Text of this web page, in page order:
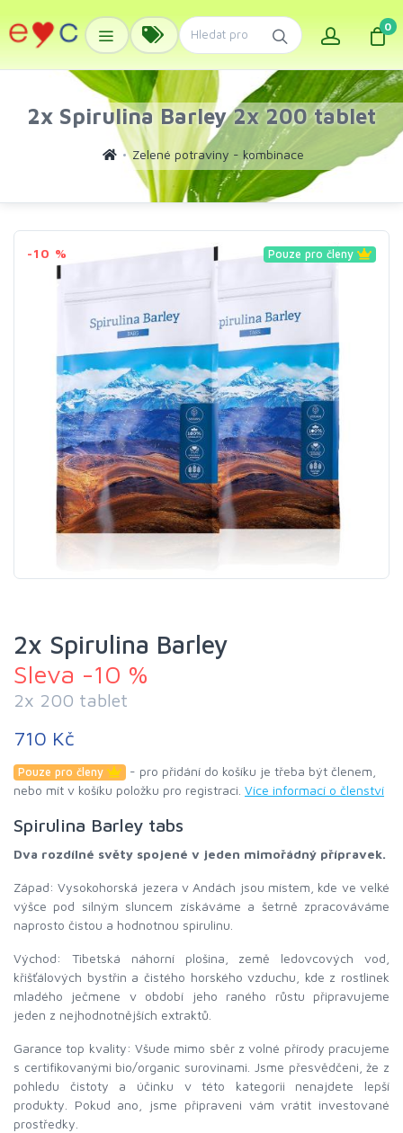
0
2x Spirulina Barley 2x 200 tablet
Zelené potraviny - kombinace
-10 % Pouze pro členy
2x Spirulina Barley
Sleva -10 %
2x 200 tablet
710 Kč
Pouze pro členy
- pro přidání do košíku je třeba být členem,
nebo mít v košíku položku pro registraci. Více informací o členství
Spirulina Barley tabs
Dva rozdílné světy spojené v jeden mimořádný přípravek.
Západ: Vysokohorská jezera v Andách jsou místem, kde ve velké
výšce pod silným sluncem získáváme a šetrně zpracováváme
naprosto čistou a hodnotnou spirulinu.
Východ: Tibetská náhorní plošina, země ledovcových vod,
křišťálových bystřin a čistého horského vzduchu, kde z rostlinek
mladého ječmene v období jeho raného růstu připravujeme
jeden z nejhodnotnějších extraktů.
Garance top kvality: Všude mimo sběr z volné přírody pracujeme
s certifikovanými bio/organic surovinami. Jsme přesvědčeni, že z
pohledu čistoty a účinku v této kategorii nenajdete lepší
produkty. Pokud ano, jsme připraveni vám vrátit investované
prostředky.